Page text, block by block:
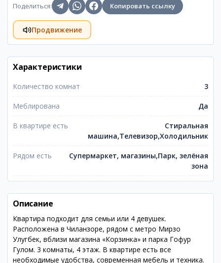
Поделиться: Копировать ссылку
Продвижение
Характеристики
Количество комнат 3
Меблирована Да
В квартире есть
Стиральная
машина,Телевизор,Холодильник
Рядом есть
Супермаркет, магазины,Парк, зелёная
зона
Описание
Квартира подходит для семьи или 4 девушек.
Расположена в Чиланзоре, рядом с метро Мирзо
Улугбек, вблизи магазина «Корзинка» и парка Гофур
Гулом. 3 комнаты, 4 этаж. В квартире есть все
необходимые удобства, современная мебель и техника.